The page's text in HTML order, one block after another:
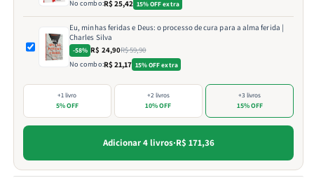
No combo:R$ 25,42 15% OFF extra
Eu, minhas feridas e Deus: o processo de cura para a alma ferida |
Charles Silva
-58% R$ 24,90R$ 59,90
No combo:R$ 21,17 15% OFF extra
+1 livro
5% OFF
+2 livros
10% OFF
+3 livros
15% OFF
Adicionar 4 livros·R$ 171,36